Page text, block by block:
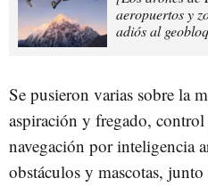
aeropuertos y
adiós al
Se pusieron varias sobre la
aspiración y fregado,
navegación por inteligencia
obstáculos y mascotas,